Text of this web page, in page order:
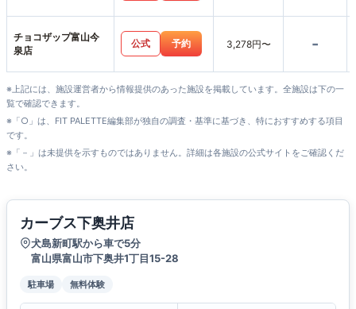
チョコザップ富山今
泉店
公式 予約 3,278円〜 -
※上記には、施設運営者から情報提供のあった施設を掲載しています。全施設は下の一
覧で確認できます。
※「○」は、FIT PALETTE編集部が独自の調査・基準に基づき、特におすすめする項目
です。
※「－」は未提供を示すものではありません。詳細は各施設の公式サイトをご確認くだ
さい。
カーブス下奥井店
犬島新町駅から車で5分
富山県富山市下奥井1丁目15-28
駐車場 無料体験